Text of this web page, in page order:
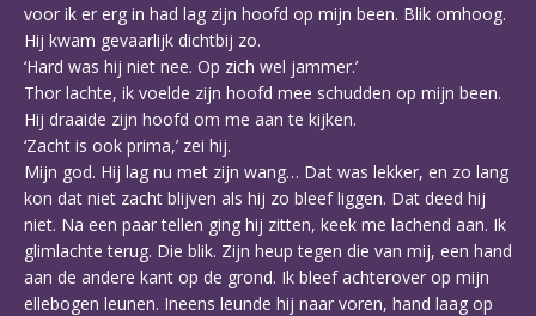
voor ik er erg in had lag zijn hoofd op mijn been. Blik omhoog.
Hij kwam gevaarlijk dichtbij zo.
‘Hard was hij niet nee. Op zich wel jammer.’
Thor lachte, ik voelde zijn hoofd mee schudden op mijn been.
Hij draaide zijn hoofd om me aan te kijken.
‘Zacht is ook prima,’ zei hij.
Mijn god. Hij lag nu met zijn wang… Dat was lekker, en zo lang
kon dat niet zacht blijven als hij zo bleef liggen. Dat deed hij
niet. Na een paar tellen ging hij zitten, keek me lachend aan. Ik
glimlachte terug. Die blik. Zijn heup tegen die van mij, een hand
aan de andere kant op de grond. Ik bleef achterover op mijn
ellebogen leunen. Ineens leunde hij naar voren, hand laag op